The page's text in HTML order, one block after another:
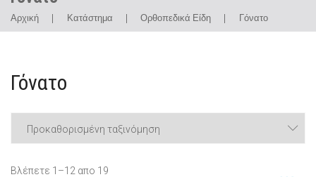
Αρχική | Κατάστημα | Ορθοπεδικά Είδη | Γόνατο
Γόνατο
Βλέπετε 1–12 απο 19